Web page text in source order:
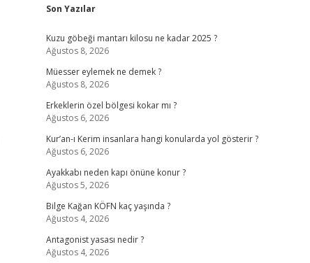
Sidebar
Son Yazılar
Kuzu göbeği mantarı kilosu ne kadar 2025 ?
Ağustos 8, 2026
Müesser eylemek ne demek ?
Ağustos 8, 2026
Erkeklerin özel bölgesi kokar mı ?
Ağustos 6, 2026
Kur’an-ı Kerim insanlara hangi konularda yol gösterir ?
Ağustos 6, 2026
Ayakkabı neden kapı önüne konur ?
Ağustos 5, 2026
Bilge Kağan KÖFN kaç yaşında ?
Ağustos 4, 2026
Antagonist yasası nedir ?
Ağustos 4, 2026